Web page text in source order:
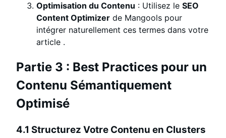
Optimisation du Contenu : Utilisez le SEO
Content Optimizer de Mangools pour
intégrer naturellement ces termes dans votre
article .
Partie 3 : Best Practices pour un
Contenu Sémantiquement
Optimisé
4.1 Structurez Votre Contenu en Clusters